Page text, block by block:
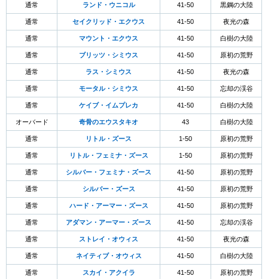
通常 ランド・ウニコル 41-50 黒鋼の大陸
通常 セイクリッド・エクウス 41-50 夜光の森
通常 マウント・エクウス 41-50 白樹の大陸
通常 ブリッツ・シミウス 41-50 原初の荒野
通常 ラス・シミウス 41-50 夜光の森
通常 モータル・シミウス 41-50 忘却の渓谷
通常 ケイブ・イムプレカ 41-50 白樹の大陸
オーバード 奇骨のエウスタキオ 43 白樹の大陸
通常 リトル・ズース 1-50 原初の荒野
通常 リトル・フェミナ・ズース 1-50 原初の荒野
通常 シルバー・フェミナ・ズース 41-50 原初の荒野
通常 シルバー・ズース 41-50 原初の荒野
通常 ハード・アーマー・ズース 41-50 原初の荒野
通常 アダマン・アーマー・ズース 41-50 忘却の渓谷
通常 ストレイ・オウィス 41-50 夜光の森
通常 ネイティブ・オウィス 41-50 白樹の大陸
通常 スカイ・アクイラ 41-50 原初の荒野